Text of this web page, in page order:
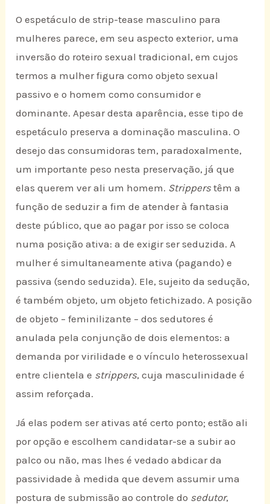
O espetáculo de strip-tease masculino para
mulheres parece, em seu aspecto exterior, uma
inversão do roteiro sexual tradicional, em cujos
termos a mulher figura como objeto sexual
passivo e o homem como consumidor e
dominante. Apesar desta aparência, esse tipo de
espetáculo preserva a dominação masculina. O
desejo das consumidoras tem, paradoxalmente,
um importante peso nesta preservação, já que
elas querem ver ali um homem. Strippers têm a
função de seduzir a fim de atender à fantasia
deste público, que ao pagar por isso se coloca
numa posição ativa: a de exigir ser seduzida. A
mulher é simultaneamente ativa (pagando) e
passiva (sendo seduzida). Ele, sujeito da sedução,
é também objeto, um objeto fetichizado. A posição
de objeto – feminilizante – dos sedutores é
anulada pela conjunção de dois elementos: a
demanda por virilidade e o vínculo heterossexual
entre clientela e strippers, cuja masculinidade é
assim reforçada.
Já elas podem ser ativas até certo ponto; estão ali
por opção e escolhem candidatar-se a subir ao
palco ou não, mas lhes é vedado abdicar da
passividade à medida que devem assumir uma
postura de submissão ao controle do sedutor,